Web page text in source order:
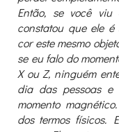
Então, se você
constatou que ele
cor este mesmo
se eu falo do
X ou Z, ninguém
dia das pessoas
momento
dos termos físicos.